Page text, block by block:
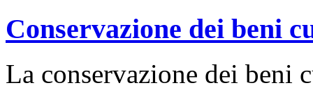
Conservazione dei beni
La conservazione dei beni